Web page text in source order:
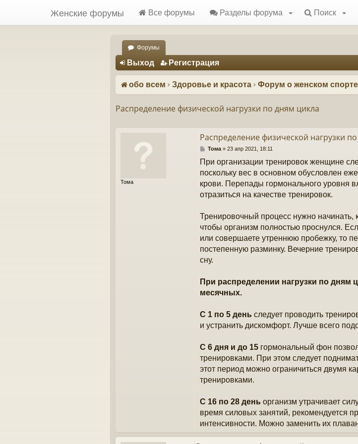
Женские форумы Все форумы Разделы форума Поиск
Регистрация
Форумы
Выход Регистрация
обо всем Здоровье и красота Форум о женском
Распределение физической нагрузки по дням цикла
Тома
Распределение физической нагрузки
С
о
б
е
н
и
Тома» 23 апр 2021, 18:11
При организации тренировок женщине
поскольку вес в основном обусловлен
крови. Перепады гормонального уровня
отразиться на качестве тренировок.
Тренировочный процесс нужно начинать,
чтобы организм полностью проснулся.
или совершаете утреннюю пробежку, то
постепенную разминку. Вечерние
сну.
При распределении нагрузки по дням
месячных.
С 1 по 5 день следует проводить
и устранить дискомфорт. Лучше всего
С 6 дня и до 15 гормональный фон
тренировками. При этом следует
этот период можно ограничиться двумя
тренировками.
С 16 по 28 день организм утрачивает
время силовых занятий, рекомендуется
интенсивности. Можно заменить их